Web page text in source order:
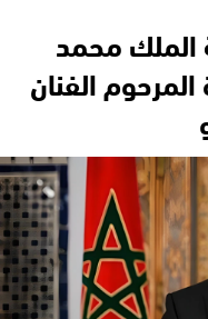
الملك محمد
الفنان